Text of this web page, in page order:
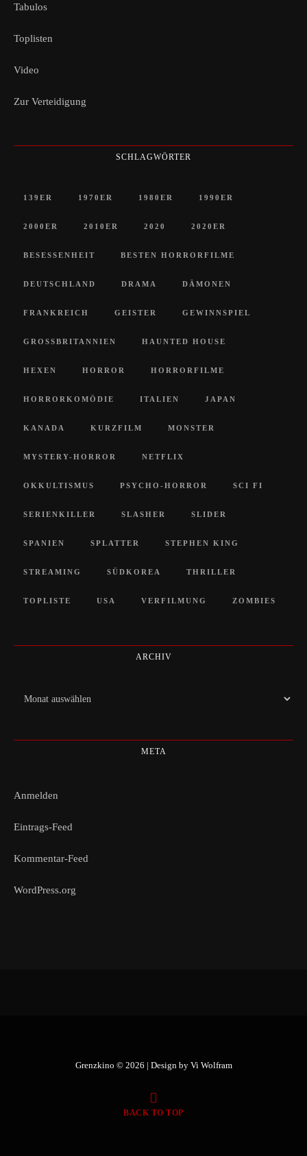
Tabulos
Toplisten
Video
Zur Verteidigung
SCHLAGWÖRTER
139ER 1970ER 1980ER 1990ER
2000ER 2010ER 2020 2020ER
BESESSENHEIT BESTEN HORRORFILME
DEUTSCHLAND DRAMA DÄMONEN
FRANKREICH GEISTER GEWINNSPIEL
GROSSBRITANNIEN HAUNTED HOUSE
HEXEN HORROR HORRORFILME
HORRORKOMÖDIE ITALIEN JAPAN
KANADA KURZFILM MONSTER
MYSTERY-HORROR NETFLIX
OKKULTISMUS PSYCHO-HORROR SCI FI
SERIENKILLER SLASHER SLIDER
SPANIEN SPLATTER STEPHEN KING
STREAMING SÜDKOREA THRILLER
TOPLISTE USA VERFILMUNG ZOMBIES
ARCHIV
Archiv
META
Anmelden
Eintrags-Feed
Kommentar-Feed
WordPress.org
Grenzkino © 2026 | Design by Vi Wolfram
BACK TO TOP